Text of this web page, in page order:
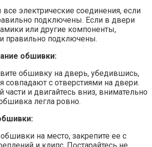
электрические соединения, если
подключены. Если в двери
или другие компоненты,
правильно подключены.
обшивки:
обшивку на дверь, убедившись,
совпадают с отверстиями на двери.
части и двигайтесь вниз, внимательно
легла ровно.
на место, закрепите ее с